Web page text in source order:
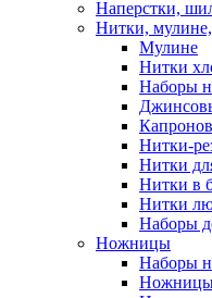
Наперстки,
Нитки,
Мулине
Нитки
Наборы
Нитки-
Нитки
Нитки в
Нитки
Наборы
Ножницы
Наборы